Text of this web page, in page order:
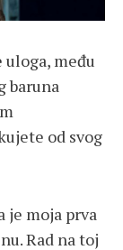
među
baruna
od svog
je moja prva
Rad na toj